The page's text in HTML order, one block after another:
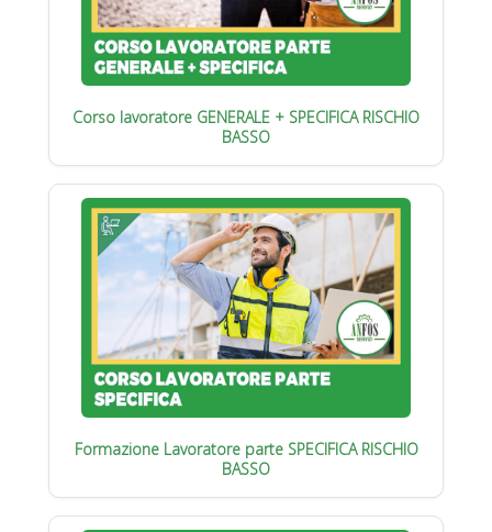
Corso lavoratore GENERALE + SPECIFICA RISCHIO
BASSO
Formazione Lavoratore parte SPECIFICA RISCHIO
BASSO